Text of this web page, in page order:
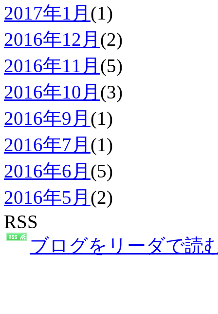
2017年1月 (1)
2016年12月 (2)
2016年11月 (5)
2016年10月 (3)
2016年9月 (1)
2016年7月 (1)
2016年6月 (5)
2016年5月 (2)
RSS
ブログをリーダで読